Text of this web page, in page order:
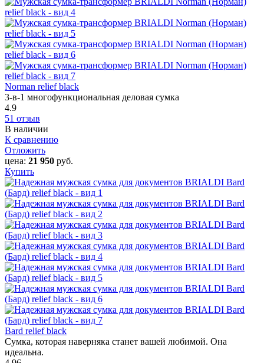
Norman relief black
3-в-1 многофункциональная деловая сумка
4.9
51 отзыв
В наличии
К сравнению
Отложить
цена: 21 950 руб.
Купить
Bard relief black
Сумка, которая наверняка станет вашей любимой. Она
идеальна.